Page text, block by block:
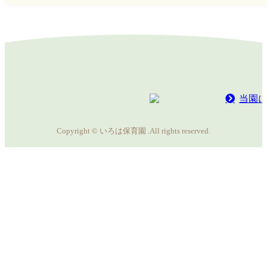
当園
Copyright © いろは保育園 .All rights reserved.